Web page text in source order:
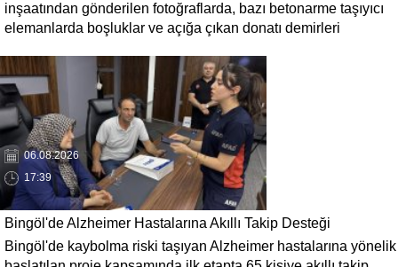
inşaatından gönderilen fotoğraflarda, bazı betonarme taşıyıcı
elemanlarda boşluklar ve açığa çıkan donatı demirleri
oluştururken, yetkili kurumların teknik inceleme yapması
çağrısı yapıldı.
06.08.2026
17:39
Bingöl'de Alzheimer Hastalarına Akıllı Takip Desteği
Bingöl'de kaybolma riski taşıyan Alzheimer hastalarına yönelik